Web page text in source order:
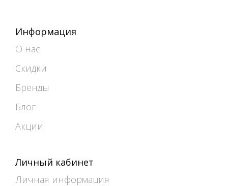
Информация
О нас
Скидки
Бренды
Блог
Акции
Личный кабинет
Личная информация